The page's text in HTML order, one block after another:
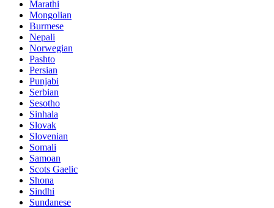
Marathi
Mongolian
Burmese
Nepali
Norwegian
Pashto
Persian
Punjabi
Serbian
Sesotho
Sinhala
Slovak
Slovenian
Somali
Samoan
Scots Gaelic
Shona
Sindhi
Sundanese